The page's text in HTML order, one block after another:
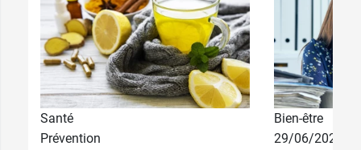
Santé
Prévention
Bien-être
29/06/2026